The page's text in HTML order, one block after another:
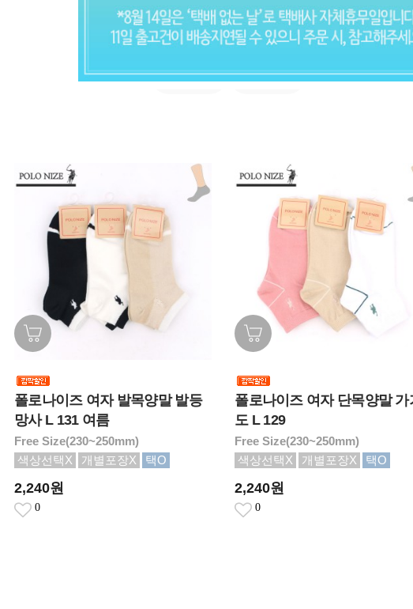
여자 양말 (전체보기)
실속형 고급형
폴로나이즈 여자 발목양말 발등
망사 L 131 여름
Free Size(230~250mm)
색상선택X
개별포장X 택O
2,240원
0
폴로나이즈 여자 단목양말 가
도 L 129
Free Size(230~250mm)
색상선택X
개별포장X 택O
2,240원
0